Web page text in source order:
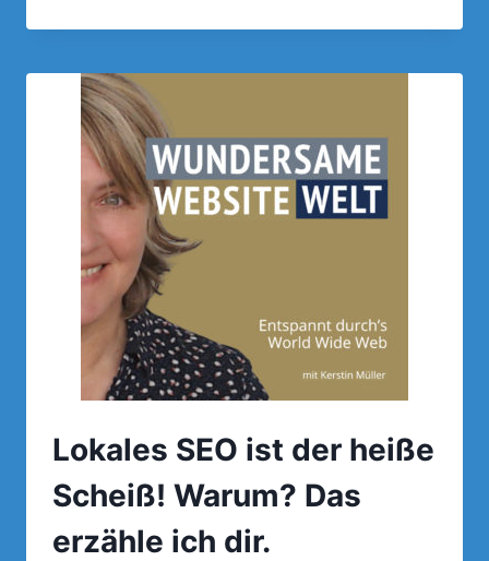
LOKALES
IST
CHEISS! WA
RUM? DA
S ER
ZÄHLE IC
Lokales SEO ist der heiße
Scheiß! Warum? Das
erzähle ich dir.